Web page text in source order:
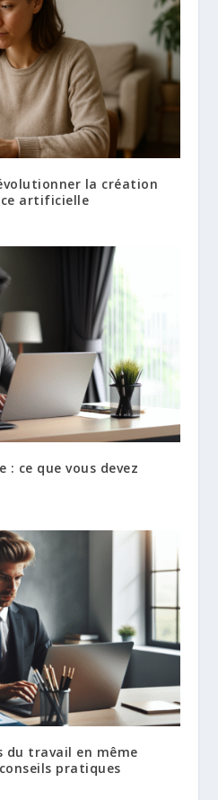
la création
artificielle
: ce que vous devez
du travail en même
pratiques